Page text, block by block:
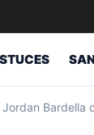
Bardella